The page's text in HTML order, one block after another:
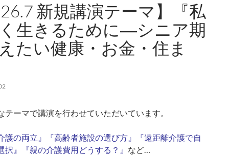
新規講演テーマ】『私
生きるために―シニア期
たい健康・お金・住ま
テーマで講演を行わせていただいています。
護の両立』『高齢者施設の選び方』『遠距離介護で自
択』『親の介護費用どうする？』 など…